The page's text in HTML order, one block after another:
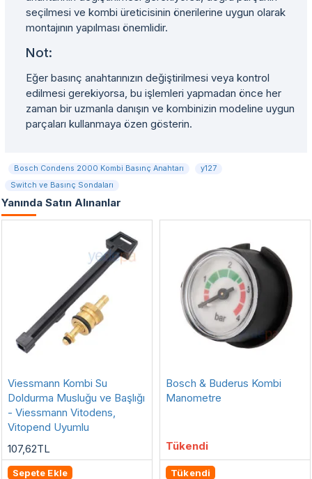
seçilmesi ve kombi üreticisinin önerilerine uygun olarak
montajının yapılması önemlidir.
Not:
Eğer basınç anahtarınızın değiştirilmesi veya kontrol
edilmesi gerekiyorsa, bu işlemleri yapmadan önce her
zaman bir uzmanla danışın ve kombinizin modeline uygun
parçaları kullanmaya özen gösterin.
Bosch Condens 2000 Kombi Basınç Anahtarı
y127
Switch ve Basınç Sondaları
Yanında Satın Alınanlar
Viessmann Kombi Su
Doldurma Musluğu ve Başlığı
- Viessmann Vitodens,
Vitopend Uyumlu
107,62TL
Sepete Ekle
Bosch & Buderus Kombi
Manometre
Tükendi
Tükendi